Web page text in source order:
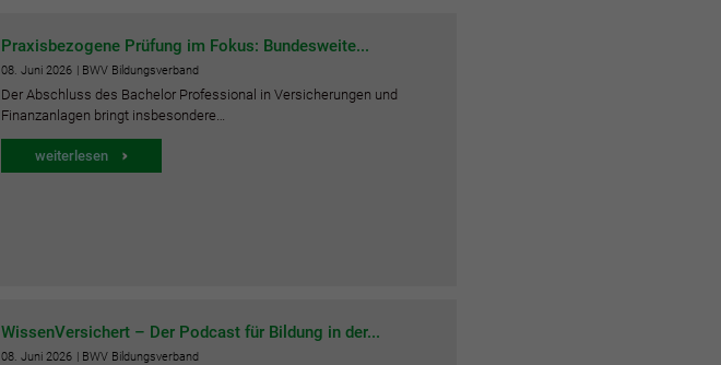
Praxisbezogene Prüfung im Fokus: Bundesweite...
08. Juni 2026 | BWV Bildungsverband
Der Abschluss des Bachelor Professional in Versicherungen und
Finanzanlagen bringt insbesondere…
weiterlesen
WissenVersichert – Der Podcast für Bildung in der...
08. Juni 2026 | BWV Bildungsverband